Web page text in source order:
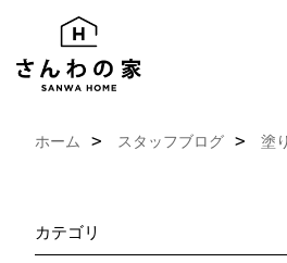
ホーム スタッフブログ 塗
カテゴリ